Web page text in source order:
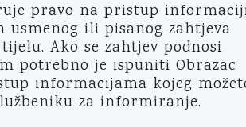
pravo na pristup
usmenog ili pisanog zahtjeva
Ako se zahtjev podnosi
potrebno je ispuniti Obrazac
informacijama kojeg
za informiranje.